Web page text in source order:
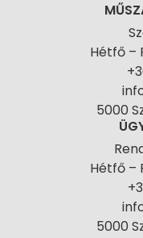
Hétfő –
5000
Hétfő –
5000